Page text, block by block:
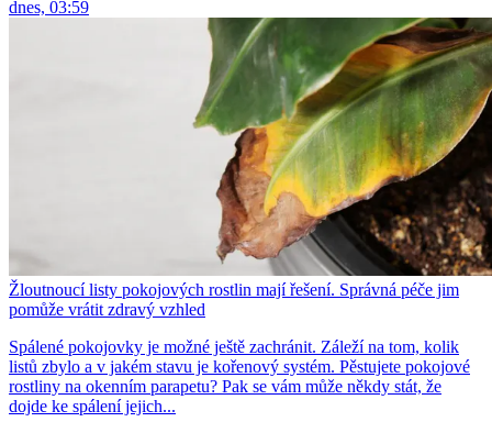
dnes, 03:59
Žloutnoucí listy pokojových rostlin mají řešení. Správná péče jim
pomůže vrátit zdravý vzhled
Spálené pokojovky je možné ještě zachránit. Záleží na tom, kolik
listů zbylo a v jakém stavu je kořenový systém. Pěstujete pokojové
rostliny na okenním parapetu? Pak se vám může někdy stát, že
dojde ke spálení jejich...